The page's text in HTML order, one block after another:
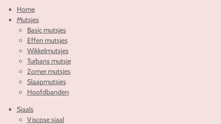
Home
Mutsjes
Basic mutsjes
Effen mutsjes
Wikkelmutsjes
Turbans mutsje
Zomer mutsjes
Slaapmutsjes
Hoofdbanden
Sjaals
Viscose sjaal